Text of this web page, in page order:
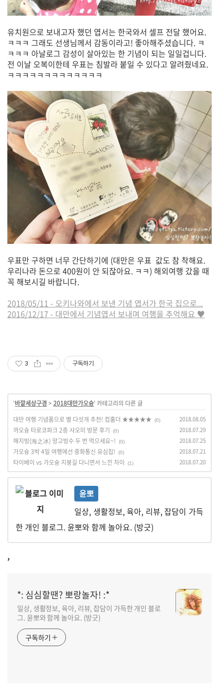
유치원으로 보내고자 했던 엽서는 한국와서 셀프 전달 했어요.
ㅋㅋㅋ 그래도 선생님께서 감동이라고! 좋아해주셨습니다. ㅋ
ㅋㅋㅋ 아날로그 감성이 살아있는 한 기념이 되는 일일겁니다.
전 이날 오복이한테 우표는 침발라 붙일 수 있다고 알려줬네요.
ㅋㅋㅋㅋㅋㅋㅋㅋㅋㅋㅋㅋㅋ
우표만 구하면 너무 간단하기에 (대만은 우표 값도 참 착해요.
우리나라 돈으로 400원이 안 되잖아요. ㅋㅋ) 해외여행 갔을 때
꼭 해보시길 바랍니다.
2018/05/11 - 오키나와에서 보낸 기념 엽서가 한국 집으로...
2016/12/17 - 대만에서 기념엽서 보내며 여행을 추억해요 ♥
3 구독하기
'바깥세상구경 > 2018대만가오슝' 카테고리의 다른 글
대만 여행 기념품으로 별 다섯개 추천! 컵홀더 ★★★★★
(0) 2018.08.05
까오슝 타로코파크 2층 샤오미 방문 후기 (0) 2018.07.29
해지빙(海之冰) 망고빙수 두 번 먹으세요~! (0) 2018.07.25
가오슝 3박 4일 여행에선 중화통신 유심칩! (0) 2018.07.21
타이베이 vs 가오슝 지붕길 다니면서 느낀 차이 (1) 2018.07.20
윤뽀
일상, 생활정보, 육아, 리뷰, 잡담이 가득
한 개인 블로그. 윤뽀와 함께 놀아요. (방긋)
,
*: 심심할땐? 뽀랑놀자! :*
일상, 생활정보, 육아, 리뷰, 잡담이 가득한 개인 블로
그. 윤뽀와 함께 놀아요. (방긋)
구독하기